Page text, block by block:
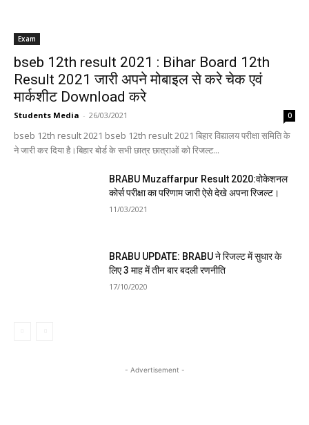
Exam
bseb 12th result 2021 : Bihar Board 12th
Result 2021 जारी अपने मोबाइल से करे चेक एवं
मार्कशीट Download करे
Students Media - 26/03/2021 0
bseb 12th result 2021 bseb 12th result 2021 बिहार विद्यालय परीक्षा समिति के
ने जारी कर दिया है।बिहार बोर्ड के सभी छात्र छात्राओं को रिजल्ट...
BRABU Muzaffarpur Result 2020:वोकेशनल
कोर्स परीक्षा का परिणाम जारी ऐसे देखे अपना रिजल्ट।
11/03/2021
BRABU UPDATE: BRABU ने रिजल्ट में सुधार के
लिए 3 माह में तीन बार बदली रणनीति
17/10/2020
- Advertisement -